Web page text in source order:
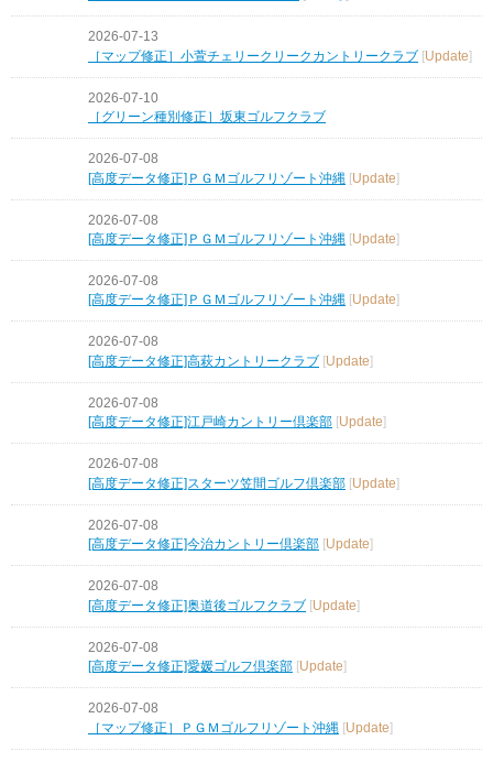
2026-07-13
［マップ修正］小萱チェリークリークカントリークラブ [Update]
2026-07-10
［グリーン種別修正］坂東ゴルフクラブ
2026-07-08
[高度データ修正]ＰＧＭゴルフリゾート沖縄 [Update]
2026-07-08
[高度データ修正]ＰＧＭゴルフリゾート沖縄 [Update]
2026-07-08
[高度データ修正]ＰＧＭゴルフリゾート沖縄 Update
2026-07-08
[高度データ修正]高萩カントリークラブ [Update]
2026-07-08
[高度データ修正]江戸崎カントリー倶楽部 Update
2026-07-08
[高度データ修正]スターツ笠間ゴルフ倶楽部 [Update]
2026-07-08
[高度データ修正]今治カントリー倶楽部 Update
2026-07-08
[高度データ修正]奥道後ゴルフクラブ [Update]
2026-07-08
[高度データ修正]愛媛ゴルフ倶楽部 Update
2026-07-08
［マップ修正］ＰＧＭゴルフリゾート沖縄 [Update]